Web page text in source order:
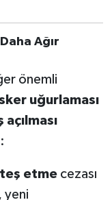
Ağır
önemli
uğurlaması
etmecezası
, yeni